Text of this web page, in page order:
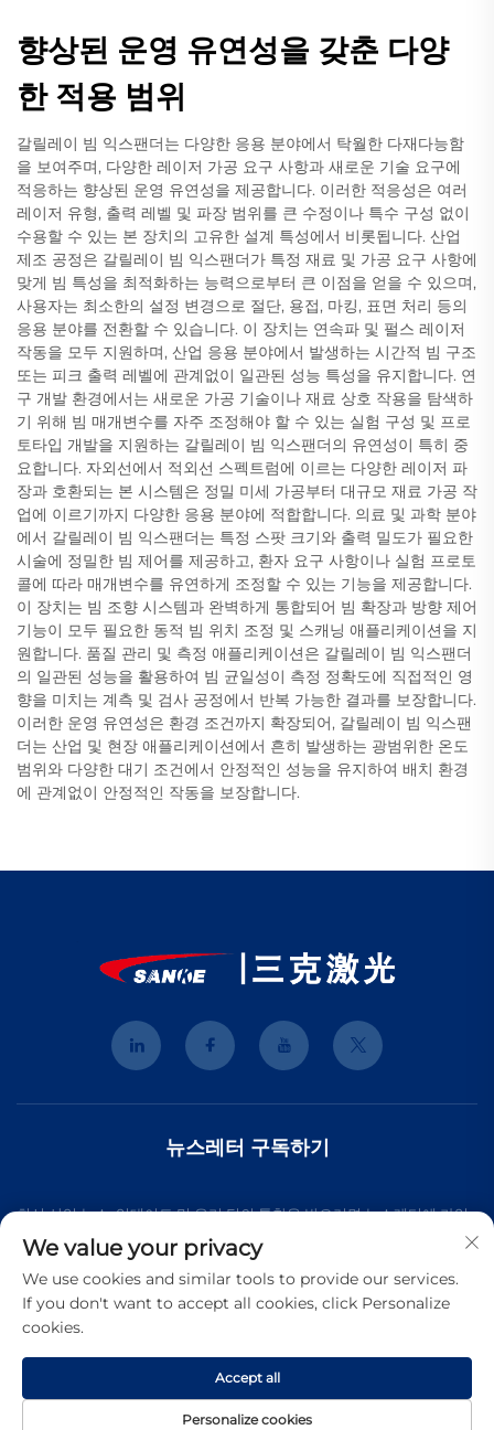
향상된 운영 유연성을 갖춘 다양
한 적용 범위
갈릴레이 빔 익스팬더는 다양한 응용 분야에서 탁월한 다재다능함
을 보여주며, 다양한 레이저 가공 요구 사항과 새로운 기술 요구에
적응하는 향상된 운영 유연성을 제공합니다. 이러한 적응성은 여러
레이저 유형, 출력 레벨 및 파장 범위를 큰 수정이나 특수 구성 없이
수용할 수 있는 본 장치의 고유한 설계 특성에서 비롯됩니다. 산업
제조 공정은 갈릴레이 빔 익스팬더가 특정 재료 및 가공 요구 사항에
맞게 빔 특성을 최적화하는 능력으로부터 큰 이점을 얻을 수 있으며,
사용자는 최소한의 설정 변경으로 절단, 용접, 마킹, 표면 처리 등의
응용 분야를 전환할 수 있습니다. 이 장치는 연속파 및 펄스 레이저
작동을 모두 지원하며, 산업 응용 분야에서 발생하는 시간적 빔 구조
또는 피크 출력 레벨에 관계없이 일관된 성능 특성을 유지합니다. 연
구 개발 환경에서는 새로운 가공 기술이나 재료 상호 작용을 탐색하
기 위해 빔 매개변수를 자주 조정해야 할 수 있는 실험 구성 및 프로
토타입 개발을 지원하는 갈릴레이 빔 익스팬더의 유연성이 특히 중
요합니다. 자외선에서 적외선 스펙트럼에 이르는 다양한 레이저 파
장과 호환되는 본 시스템은 정밀 미세 가공부터 대규모 재료 가공 작
업에 이르기까지 다양한 응용 분야에 적합합니다. 의료 및 과학 분야
에서 갈릴레이 빔 익스팬더는 특정 스팟 크기와 출력 밀도가 필요한
시술에 정밀한 빔 제어를 제공하고, 환자 요구 사항이나 실험 프로토
콜에 따라 매개변수를 유연하게 조정할 수 있는 기능을 제공합니다.
이 장치는 빔 조향 시스템과 완벽하게 통합되어 빔 확장과 방향 제어
기능이 모두 필요한 동적 빔 위치 조정 및 스캐닝 애플리케이션을 지
원합니다. 품질 관리 및 측정 애플리케이션은 갈릴레이 빔 익스팬더
의 일관된 성능을 활용하여 빔 균일성이 측정 정확도에 직접적인 영
향을 미치는 계측 및 검사 공정에서 반복 가능한 결과를 보장합니다.
이러한 운영 유연성은 환경 조건까지 확장되어, 갈릴레이 빔 익스팬
더는 산업 및 현장 애플리케이션에서 흔히 발생하는 광범위한 온도
범위와 다양한 대기 조건에서 안정적인 성능을 유지하여 배치 환경
에 관계없이 안정적인 작동을 보장합니다.
뉴스레터 구독하기
최신 산업 뉴스, 업데이트 및 우리 팀의 통찰을 받으려면 뉴스레터에 가입
하세요.
Copyright © 2025 상하이 3K 레이저 테크놀로지 유한회사. 모든 권리 보
유.개인정보 보호 정책
We value your privacy
We use cookies and similar tools to provide our services.
If you don't want to accept all cookies, click Personalize
cookies.
Personalize cookies
Accept all